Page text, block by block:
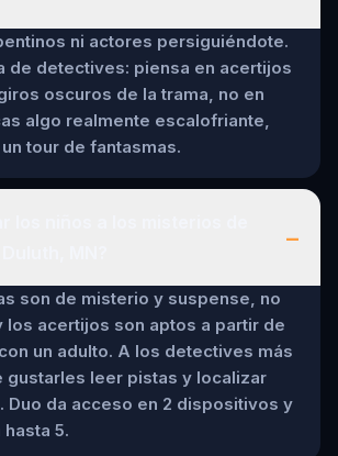
ni actores persiguiéndote.
de detectives: piensa en acertijos
oscuros de la trama, no en
algo realmente escalofriante,
tour de fantasmas.
–
son de misterio y suspense, no
los acertijos son aptos a partir de
un adulto. A los detectives más
gustarles leer pistas y localizar
Duo da acceso en 2 dispositivos y
5.